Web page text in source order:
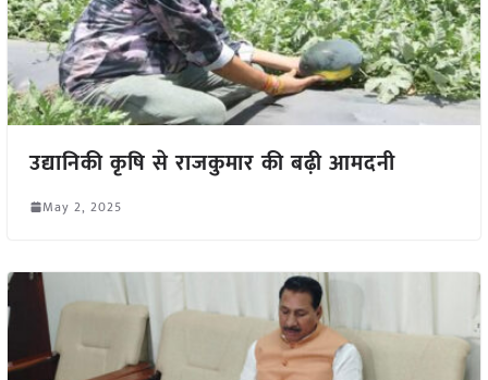
उद्यानिकी कृषि से राजकुमार की बढ़ी आमदनी
May 2, 2025